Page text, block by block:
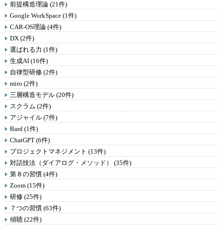
前提構造理論 (21件)
Google WorkSpace (1件)
CAR-OS理論 (4件)
DX (2件)
選ばれる力 (1件)
生成AI (16件)
自律型研修 (2件)
miro (2件)
三層構造モデル (20件)
スクラム (2件)
アジャイル (7件)
Bard (1件)
ChatGPT (6件)
プロジェクトマネジメント (13件)
対話技法（ダイアログ・メソッド） (35件)
第８の習慣 (4件)
Zoom (15件)
研修 (25件)
７つの習慣 (63件)
傾聴 (22件)